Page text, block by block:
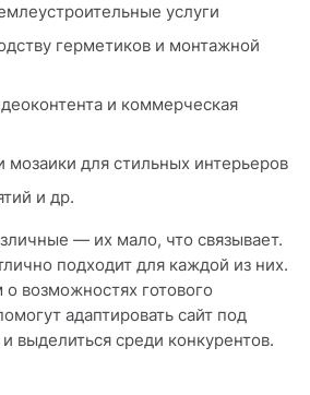
услуги
герметиков и монтажной
и коммерческая
мозаики для стильных интерьеров
и др.
— их мало, что связывает.
подходит для каждой из них.
возможностях готового
адаптировать сайт под
выделиться среди конкурентов.